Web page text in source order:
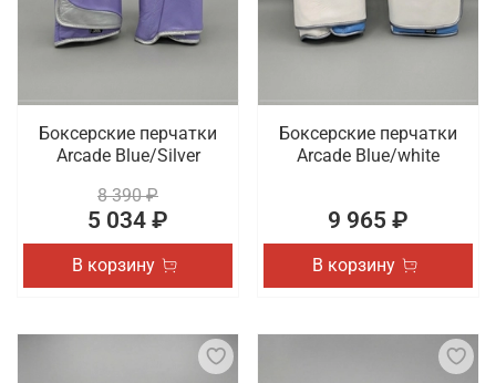
Боксерские перчатки
Arcade Blue/Silver
8 390 ₽
5 034 ₽
В корзину
Боксерские перчатки
Arcade Blue/white
9 965 ₽
В корзину